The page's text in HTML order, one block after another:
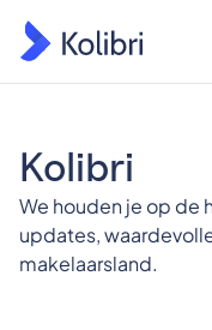
Kolibri
We houden je op de
updates,
makelaarsland.